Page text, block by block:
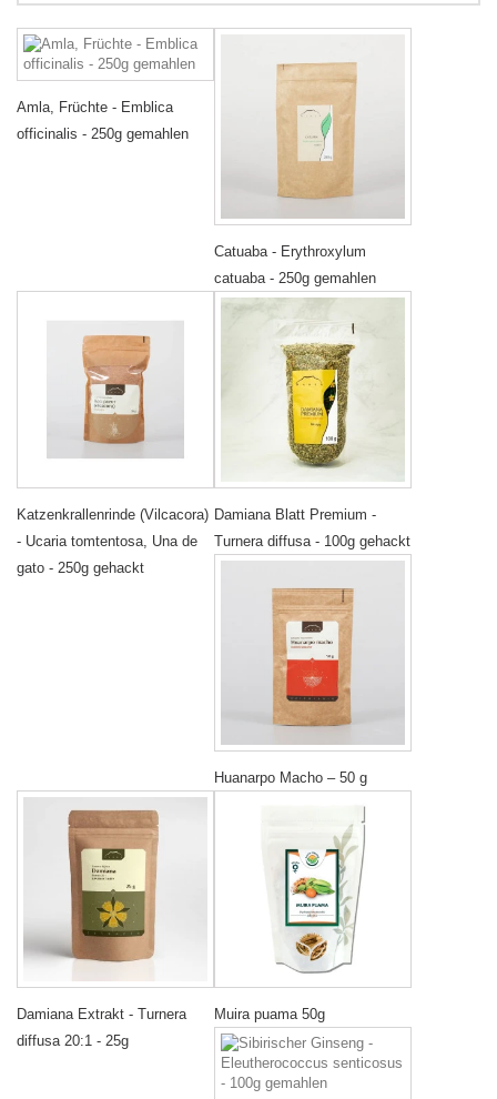
Amla, Früchte - Emblica
officinalis - 250g gemahlen
Catuaba - Erythroxylum
catuaba - 250g gemahlen
Katzenkrallenrinde (Vilcacora)
- Ucaria tomtentosa, Una de
gato - 250g gehackt
Damiana Blatt Premium -
Turnera diffusa - 100g gehackt
Huanarpo Macho – 50 g
Damiana Extrakt - Turnera
diffusa 20:1 - 25g
Muira puama 50g